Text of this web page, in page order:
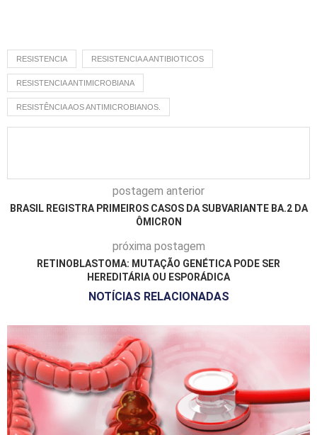
RESISTENCIA RESISTENCIA A ANTIBIOTICOS
RESISTENCIA ANTIMICROBIANA
RESISTÊNCIA AOS ANTIMICROBIANOS.
postagem anterior
BRASIL REGISTRA PRIMEIROS CASOS DA SUBVARIANTE BA.2 DA
ÔMICRON
próxima postagem
RETINOBLASTOMA: MUTAÇÃO GENÉTICA PODE SER
HEREDITÁRIA OU ESPORÁDICA
NOTÍCIAS RELACIONADAS